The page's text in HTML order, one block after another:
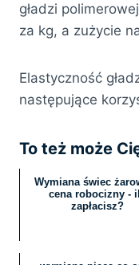
gładzi
za kg, a zużycie
Elastyczność
następujące
To też może
Wymiana świec
cena robocizny -
zapłacisz?